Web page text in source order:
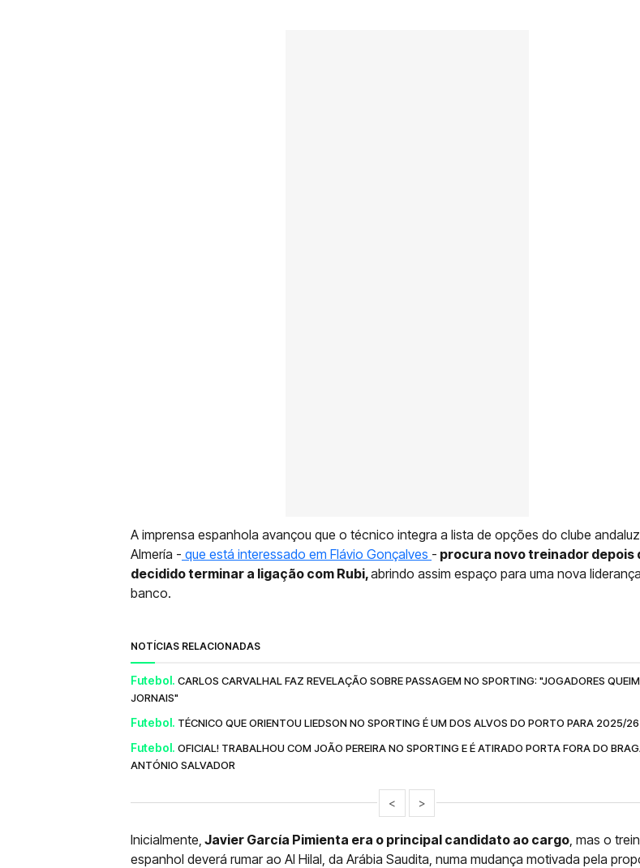
A imprensa espanhola avançou que o técnico integra a lista de opções do clube
Almería - que está interessado em Flávio Gonçalves - procura novo treinador depois
decidido terminar a ligação com Rubi,abrindo assim espaço para uma nova
banco.
NOTÍCIAS RELACIONADAS
Futebol. CARLOS CARVALHAL FAZ REVELAÇÃO SOBRE PASSAGEM NO SPORTING: "JOGADORES
JORNAIS"
Futebol. TÉCNICO QUE ORIENTOU LIEDSON NO SPORTING É UM DOS ALVOS DO PORTO PARA 2025/26
Futebol. OFICIAL! TRABALHOU COM JOÃO PEREIRA NO SPORTING E É ATIRADO PORTA FORA DO
ANTÓNIO SALVADOR
< >
Inicialmente, Javier García Pimienta era o principal candidato ao cargo , mas o
espanhol deverá rumar ao Al Hilal, da Arábia Saudita, numa mudança motivada pela